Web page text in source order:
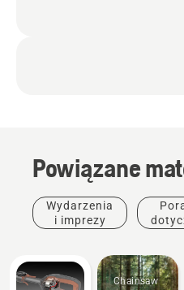
Powiązane
Wydarzenia
i imprezy
Chainsaw